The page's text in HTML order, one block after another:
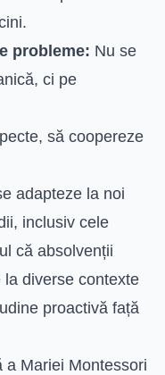
probleme: Nu se
ci pe
să coopereze
adapteze la noi
inclusiv cele
că absolvenții
diverse contexte
proactivă față
a Mariei Montessori